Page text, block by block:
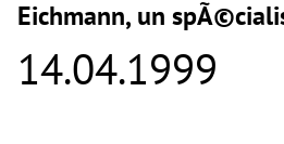
Eichmann, un
14.04.1999